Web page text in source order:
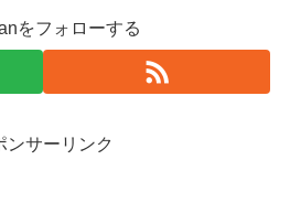
をフォローする
ンサーリンク